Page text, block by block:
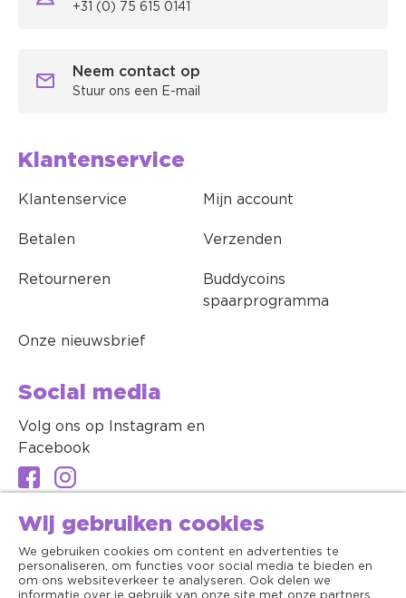
+31 (0) 75 615 0141
Neem contact op
Stuur ons een E-mail
Klantenservice
Klantenservice Mijn account
Betalen Verzenden
Retourneren
Buddycoins
spaarprogramma
Onze nieuwsbrief
Social media
Volg ons op Instagram en
Facebook
Wij gebruiken cookies
We gebruiken cookies om content en advertenties te
personaliseren, om functies voor social media te bieden en
om ons websiteverkeer te analyseren. Ook delen we